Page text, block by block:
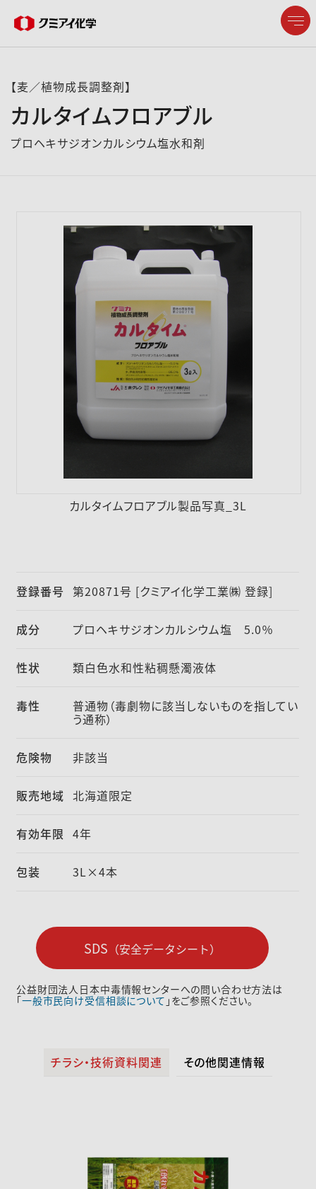
お問い合わせ English
企業情報
サステナビリティ
株主・投資家情報
【麦／植物成長調整剤】
カルタイムフロアブル
プロヘキサジオンカルシウム塩水和剤
カルタイムフロアブル製品写真_3L
SDS （安全データシート）
公益財団法人日本中毒情報センターへの問い合わせ方法は
「一般市民向け受信相談について 」をご参照ください。
登録番号 第20871号 [クミアイ化学工業㈱ 登録]
成分 プロヘキサジオンカルシウム塩 5.0％
性状 類白色水和性粘稠懸濁液体
毒性 普通物（毒劇物に該当しないものを指してい
う通称）
危険物 非該当
販売地域 北海道限定
有効年限 4年
包装 3L×4本
チラシ・技術資料関連 その他関連情報